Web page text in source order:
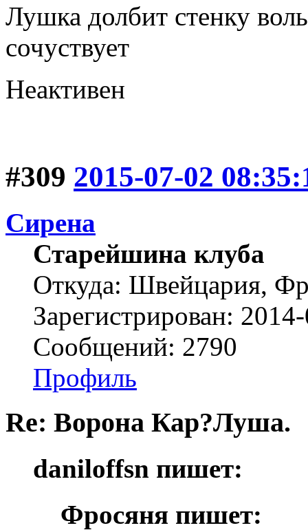
Лушка долбит стенку
сочуствует
Неактивен
#309 2015-07-02
Сирена
Старейшина клуба
Откуда: Швейцария,
Зарегистрирован:
Сообщений: 2790
Профиль
Re: Ворона Кар?Луша.
daniloffsn пишет:
Фросяня пишет: